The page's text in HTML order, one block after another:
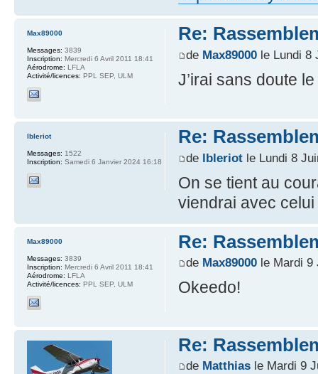
Re:
de Max89000le Lundi 8
J’irai sans doute
Max89000
Messages: 3839
Inscription: Mercredi 6 Avril 2011 18:41
Aérodrome: LFLA
Activité/licences: PPL SEP, ULM
Re:
de lbleriotle Lundi 8
On se tient au
viendrai avec
lbleriot
Messages: 1522
Inscription: Samedi 6 Janvier 2024 16:18
Re:
de Max89000le Mardi 9
Okeedo!
Max89000
Messages: 3839
Inscription: Mercredi 6 Avril 2011 18:41
Aérodrome: LFLA
Activité/licences: PPL SEP, ULM
Re:
de Matthiasle Mardi 9